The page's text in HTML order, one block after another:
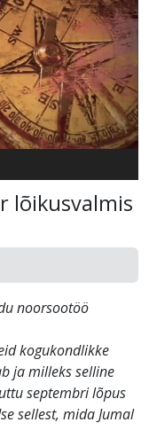
lõikusvalmis
noorsootöö
kogukondlikke
ja milleks selline
septembri lõpus
sellest, mida Jumal